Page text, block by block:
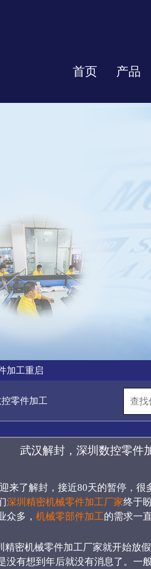
首页 产品
加工重启
零件加工
武汉解封，深圳数控零件
来了解封，接近80天的暂停，很
深圳精密机械零件加工厂家终于
众多， 机械零部件加工的需求一
精密机械零件加工厂家就开始放
没有想到年后就没有消息了。一